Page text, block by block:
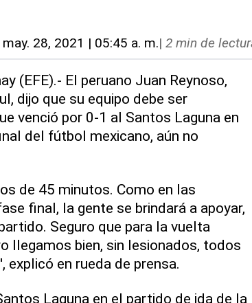
may. 28, 2021 | 05:45 a. m.| 2 min de
(EFE).- El peruano Juan Reynoso,
dijo que su equipo debe ser
venció por 0-1 al Santos Laguna en
del fútbol mexicano, aún no
de 45 minutos. Como en las
final, la gente se brindará a apoyar,
Seguro que para la vuelta
llegamos bien, sin lesionados, todos
explicó en rueda de prensa.
Laguna en el partido de ida de la